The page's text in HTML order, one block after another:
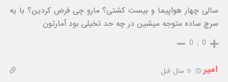
سالی چهار هواپیما و بیست کشتی؟ مارو چی فرض کردین؟ با یه
سرچ ساده متوجه میشین در چه حد تخیلی بود آمارتون
0
0
امیر